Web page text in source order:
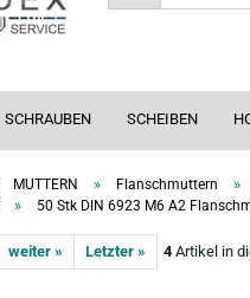
SCHRAUBEN SCHEIBEN
MUTTERN » Flanschmuttern »
» 50 Stk DIN 6923 M6 A2
weiter » Letzter » 4Artikel in